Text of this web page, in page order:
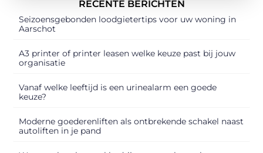
RECENTE BERICHTEN
Seizoensgebonden loodgietertips voor uw woning in
Aarschot
A3 printer of printer leasen welke keuze past bij jouw
organisatie
Vanaf welke leeftijd is een urinealarm een goede
keuze?
Moderne goederenliften als ontbrekende schakel naast
autoliften in je pand